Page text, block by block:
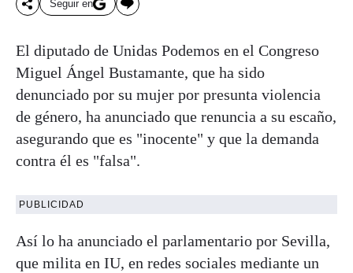
Seguir en
El diputado de Unidas Podemos en el Congreso
Miguel Ángel Bustamante, que ha sido
denunciado por su mujer por presunta violencia
de género, ha anunciado que renuncia a su escaño,
asegurando que es "inocente" y que la demanda
contra él es "falsa".
PUBLICIDAD
Así lo ha anunciado el parlamentario por Sevilla,
que milita en IU, en redes sociales mediante un